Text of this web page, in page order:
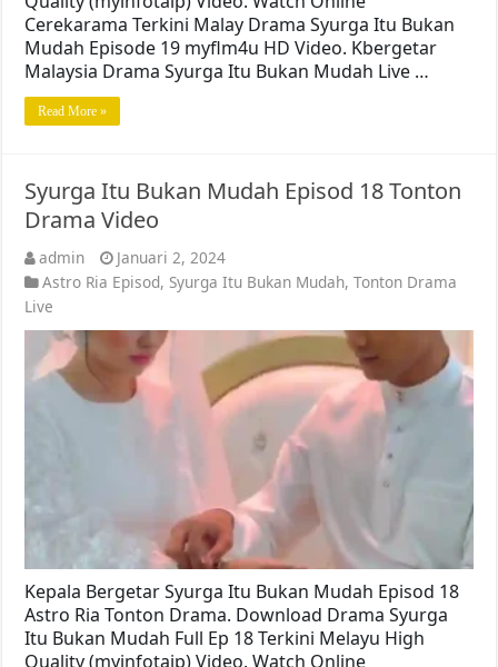
Cerekarama Terkini Malay Drama Syurga Itu Bukan
Mudah Episode 19 myflm4u HD Video. Kbergetar
Malaysia Drama Syurga Itu Bukan Mudah Live …
Read More »
Syurga Itu Bukan Mudah Episod 18 Tonton
Drama Video
admin
Januari 2, 2024
Astro Ria Episod, Syurga Itu Bukan Mudah,Tonton Drama
Live
Kepala Bergetar Syurga Itu Bukan Mudah Episod 18
Astro Ria Tonton Drama. Download Drama Syurga
Itu Bukan Mudah Full Ep 18 Terkini Melayu High
Quality (myinfotaip) Video. Watch Online